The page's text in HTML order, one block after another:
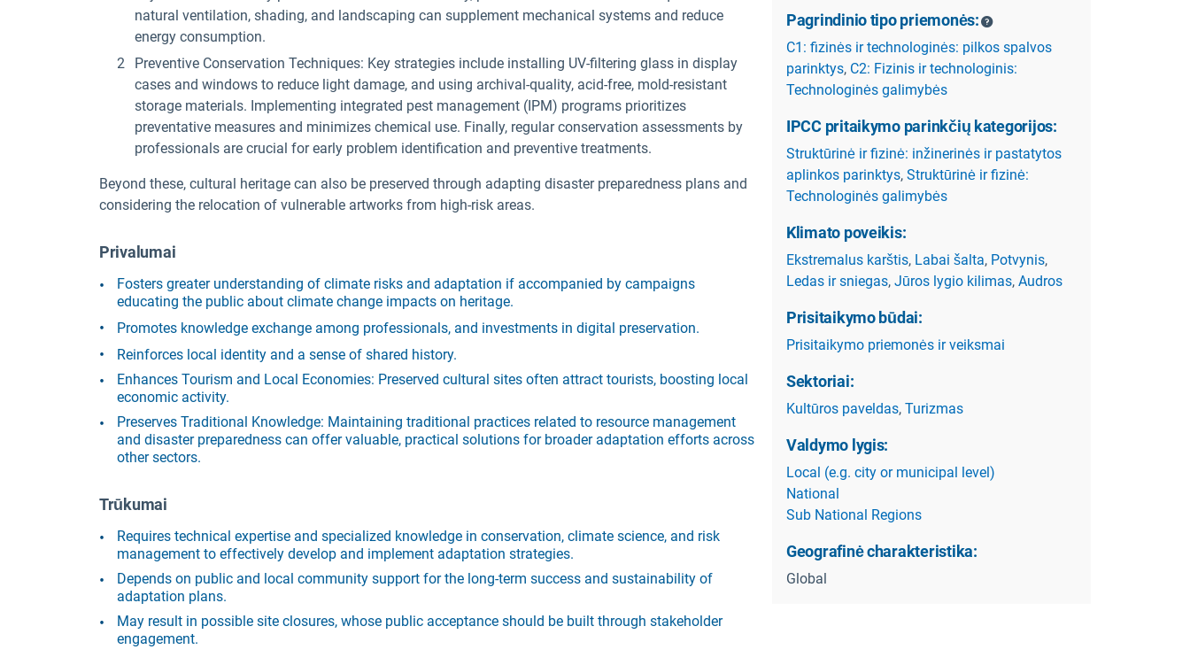
natural ventilation, shading, and landscaping can supplement mechanical systems and reduce
energy consumption.
Preventive Conservation Techniques: Key strategies include installing UV-filtering glass in display
cases and windows to reduce light damage, and using archival-quality, acid-free, mold-resistant
storage materials. Implementing integrated pest management (IPM) programs prioritizes
preventative measures and minimizes chemical use. Finally, regular conservation assessments by
professionals are crucial for early problem identification and preventive treatments.
Beyond these, cultural heritage can also be preserved through adapting disaster preparedness plans and
considering the relocation of vulnerable artworks from high-risk areas.
Privalumai
Fosters greater understanding of climate risks and adaptation if accompanied by campaigns
educating the public about climate change impacts on heritage.
Promotes knowledge exchange among professionals, and investments in digital preservation.
Reinforces local identity and a sense of shared history.
Enhances Tourism and Local Economies: Preserved cultural sites often attract tourists, boosting local
economic activity.
Preserves Traditional Knowledge: Maintaining traditional practices related to resource management
and disaster preparedness can offer valuable, practical solutions for broader adaptation efforts across
other sectors.
Trūkumai
Requires technical expertise and specialized knowledge in conservation, climate science, and risk
management to effectively develop and implement adaptation strategies.
Depends on public and local community support for the long-term success and sustainability of
adaptation plans.
May result in possible site closures, whose public acceptance should be built through stakeholder
engagement.
Pagrindinio tipo priemonės:
C1: fizinės ir technologinės: pilkos spalvos
parinktys, C2: Fizinis ir technologinis:
Technologinės galimybės
IPCC pritaikymo parinkčių kategorijos:
Struktūrinė ir fizinė: inžinerinės ir pastatytos
aplinkos parinktys, Struktūrinė ir fizinė:
Technologinės galimybės
Klimato poveikis:
Ekstremalus karštis, Labai šalta, Potvynis,
Ledas ir sniegas, Jūros lygio kilimas, Audros
Prisitaikymo būdai:
Prisitaikymo priemonės ir veiksmai
Sektoriai:
Kultūros paveldas, Turizmas
Valdymo lygis:
Local (e.g. city or municipal level)
National
Sub National Regions
Geografinė charakteristika:
Global